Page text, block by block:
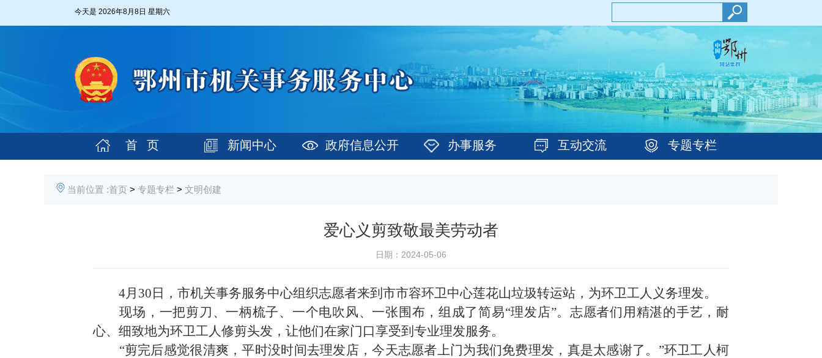
今天是 2026年8月8日 星期六
首 页 新闻中心 政府信息公开 办事服务 互动交流 专题专栏
当前位置 :首页 > 专题专栏 > 文明创建
爱心义剪致敬最美劳动者
日期：2024-05-06
4月30日 ，市机关事务服务中心组织志愿者来到市市容环卫中心莲花山垃圾转运站，为环卫工人义务理发。
现场，一把剪刀、一柄梳子、一个电吹风、一张围布，组成了简易“理发店”。志愿者们用精湛的手艺，耐
心、细致地为环卫工人修剪头发，让他们在家门口享受到专业理发服务。
“剪完后感觉很清爽，平时没时间去理发店，今天志愿者上门为我们免费理发，真是太感谢了。”环卫工人柯